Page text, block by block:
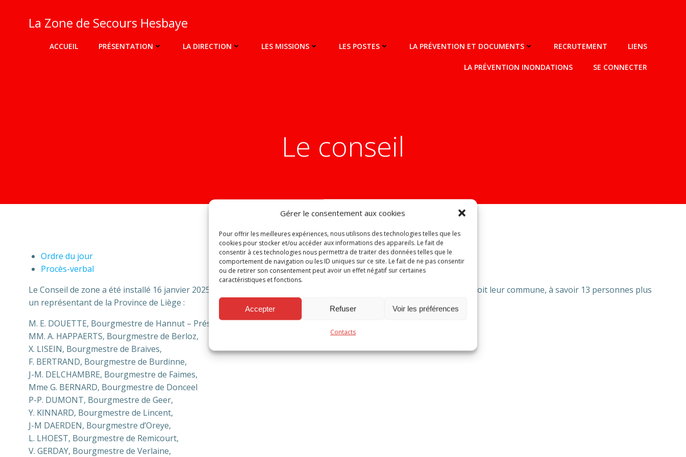
Gérer le consentement aux cookies
Pour offrir les meilleures expériences, nous utilisons des technologies telles que les
cookies pour stocker et/ou accéder aux informations des appareils. Le fait de
consentir à ces technologies nous permettra de traiter des données telles que le
comportement de navigation ou les ID uniques sur ce site. Le fait de ne pas consentir
ou de retirer son consentement peut avoir un effet négatif sur certaines
caractéristiques et fonctions.
Accepter Refuser Voir les préférences
Contacts
contenuLa Zone de Secours Hesbaye
ACCUEIL PRÉSENTATION LA DIRECTION LES MISSIONS LES POSTES LA PRÉVENTION ET DOCUMENTS RECRUTEMENT LIENS
LA PRÉVENTION INONDATIONS SE CONNECTER
Le conseil
Ordre du jour
Procès-verbal
Le Conseil de zone a été installé 16 janvier 2025 et se compose de tous les bourgmestres qui représentent de plein droit leur commune, à savoir 13 personnes plus
un représentant de la Province de Liège :
M. E. DOUETTE, Bourgmestre de Hannut – Président ;
MM. A. HAPPAERTS, Bourgmestre de Berloz,
X. LISEIN, Bourgmestre de Braives,
F. BERTRAND, Bourgmestre de Burdinne,
J-M. DELCHAMBRE, Bourgmestre de Faimes,
Mme G. BERNARD, Bourgmestre de Donceel
P-P. DUMONT, Bourgmestre de Geer,
Y. KINNARD, Bourgmestre de Lincent,
J-M DAERDEN, Bourgmestre d’Oreye,
L. LHOEST, Bourgmestre de Remicourt,
V. GERDAY, Bourgmestre de Verlaine,